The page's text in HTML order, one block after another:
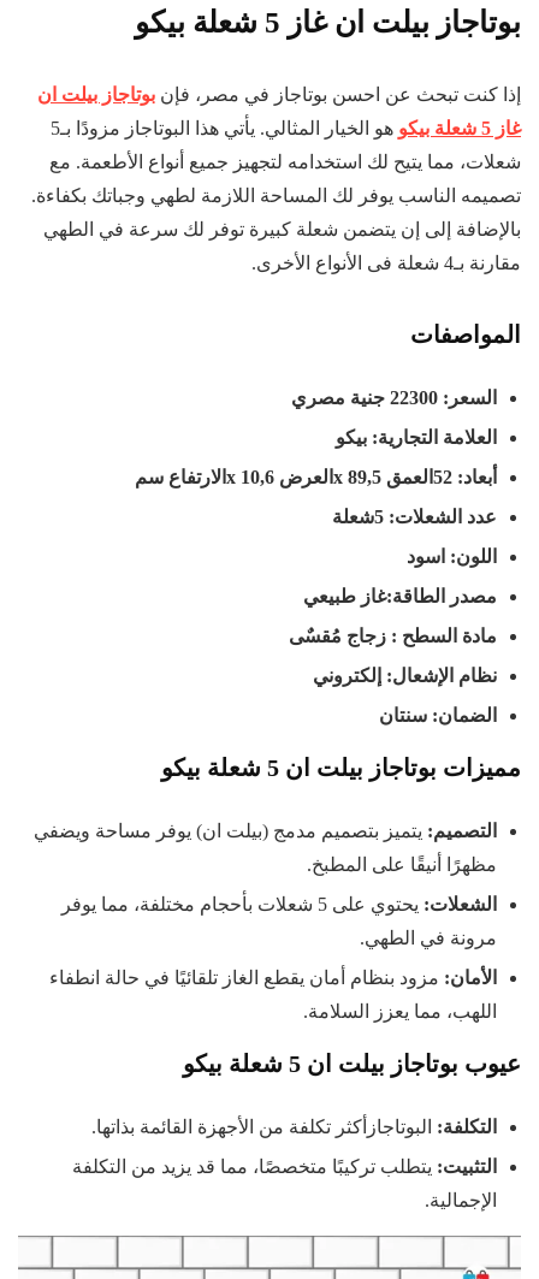
بوتاجاز بيلت ان غاز 5 شعلة بيكو
إذا كنت تبحث عن احسن بوتاجاز في مصر، فإن بوتاجاز بيلت ان
غاز 5 شعلة بيكو
هو الخيار المثالي. يأتي هذا البوتاجاز مزودًا بـ5
شعلات، مما يتيح لك استخدامه لتجهيز جميع أنواع الأطعمة. مع
تصميمه الناسب يوفر لك المساحة اللازمة لطهي وجباتك بكفاءة.
بالإضافة إلى إن يتضمن شعلة كبيرة توفر لك سرعة في الطهي
مقارنة بـ4 شعلة فى الأنواع الأخرى.
المواصفات
السعر: 22300 جنية مصري
العلامة التجارية: بيكو
أبعاد: 52العمق
العرض
الارتفاع سم
عدد الشعلات: 5شعلة
اللون: اسود
مصدر الطاقة:غاز طبيعي
مادة السطح : زجاج مُقسٌى
نظام الإشعال: إلكتروني
الضمان: سنتان
مميزات بوتاجاز بيلت ان 5 شعلة بيكو
التصميم: يتميز بتصميم مدمج (بيلت ان) يوفر مساحة ويضفي
مظهرًا أنيقًا على المطبخ.
الشعلات:
يحتوي على 5 شعلات بأحجام مختلفة، مما يوفر
مرونة في الطهي.
الأمان: مزود بنظام أمان يقطع الغاز تلقائيًا في حالة انطفاء
اللهب، مما يعزز السلامة.
عيوب بوتاجاز بيلت ان 5 شعلة بيكو
التكلفة: البوتاجازأكثر تكلفة من الأجهزة القائمة بذاتها.
التثبيت: يتطلب تركيبًا متخصصًا، مما قد يزيد من التكلفة
الإجمالية.